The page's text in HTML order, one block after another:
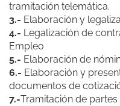
tramitación telemática.
3.- Elaboración y
4.- Legalización de
Empleo
5.- Elaboración de
6.- Elaboración y
documentos de
7.-Tramitación de